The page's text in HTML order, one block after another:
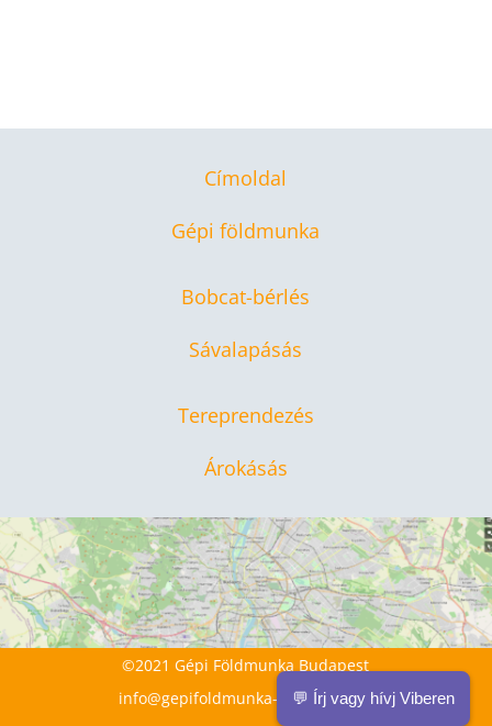
Címoldal
Gépi földmunka
Bobcat-bérlés
Sávalapásás
Tereprendezés
Árokásás
©2021 Gépi Földmunka Budapest
info@gepifoldmunka-budapest.hu💬 Írj vagy hívj Viberen